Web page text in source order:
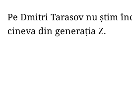
Pe Dmitri Tarasov nu știm
cineva din generația Z.